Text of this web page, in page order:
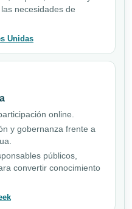
necesidades de
Unidas
online.
y gobernanza frente a
públicos,
convertir conocimiento